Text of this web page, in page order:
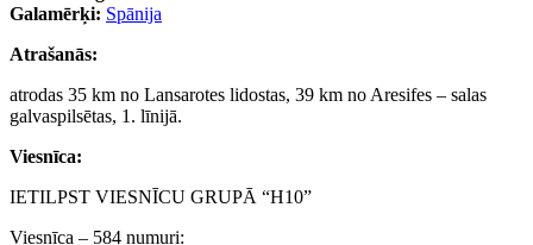
Galamērķi: Spānija
Atrašanās:
atrodas 35 km no Lansarotes lidostas, 39 km no Aresifes – salas
galvaspilsētas, 1. līnijā.
Viesnīca:
IETILPST VIESNĪCU GRUPĀ “Н10”
Viesnīca – 584 numuri: